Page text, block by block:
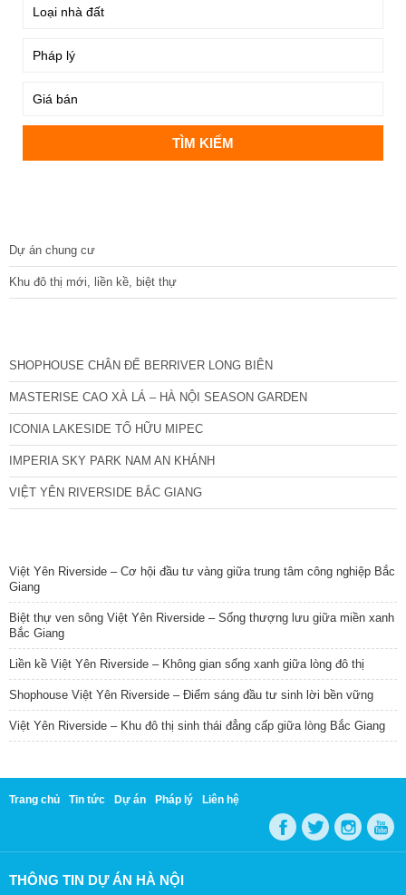
Dự án chung cư
Khu đô thị mới, liền kề, biệt thự
SHOPHOUSE CHÂN ĐẾ BERRIVER LONG BIÊN
MASTERISE CAO XÀ LÁ – HÀ NỘI SEASON GARDEN
ICONIA LAKESIDE TỐ HỮU MIPEC
IMPERIA SKY PARK NAM AN KHÁNH
VIỆT YÊN RIVERSIDE BẮC GIANG
Việt Yên Riverside – Cơ hội đầu tư vàng giữa trung tâm công nghiệp Bắc
Giang
Biệt thự ven sông Việt Yên Riverside – Sống thượng lưu giữa miền xanh
Bắc Giang
Liền kề Việt Yên Riverside – Không gian sống xanh giữa lòng đô thị
Shophouse Việt Yên Riverside – Điểm sáng đầu tư sinh lời bền vững
Việt Yên Riverside – Khu đô thị sinh thái đẳng cấp giữa lòng Bắc Giang
Trang chủ Tin tức Dự án Pháp lý Liên hệ
THÔNG TIN DỰ ÁN HÀ NỘI